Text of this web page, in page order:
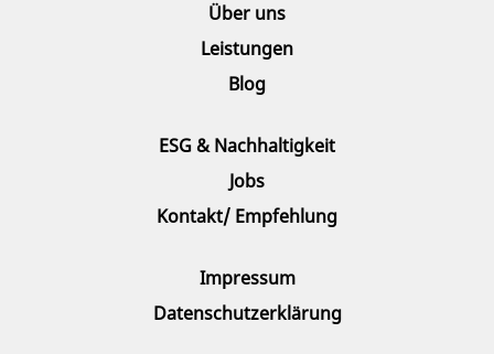
Über uns
Leistungen
Blog
ESG & Nachhaltigkeit
Jobs
Kontakt/ Empfehlung
Impressum
Datenschutzerklärung